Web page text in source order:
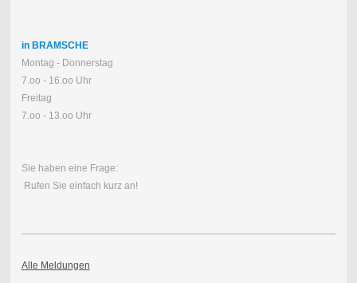
in BRAMSCHE
Montag - Donnerstag
7.oo - 16.oo Uhr
Freitag
7.oo - 13.oo Uhr
Sie haben eine Frage:
Rufen Sie einfach kurz an!
Alle Meldungen